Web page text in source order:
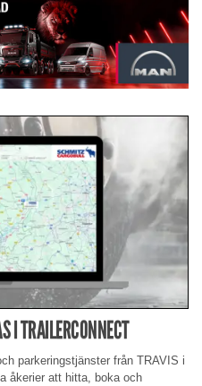
I TRAILERCONNECT
parkeringstjänster från TRAVIS i
åkerier att hitta, boka och